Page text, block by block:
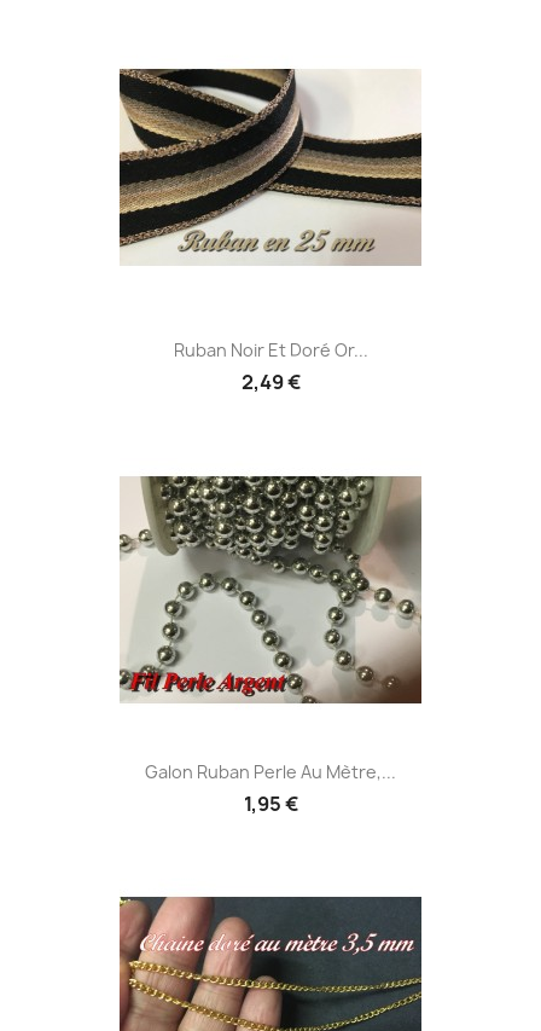
Ruban Noir Et Doré Or...
2,49 €
Galon Ruban Perle Au Mètre,...
1,95 €